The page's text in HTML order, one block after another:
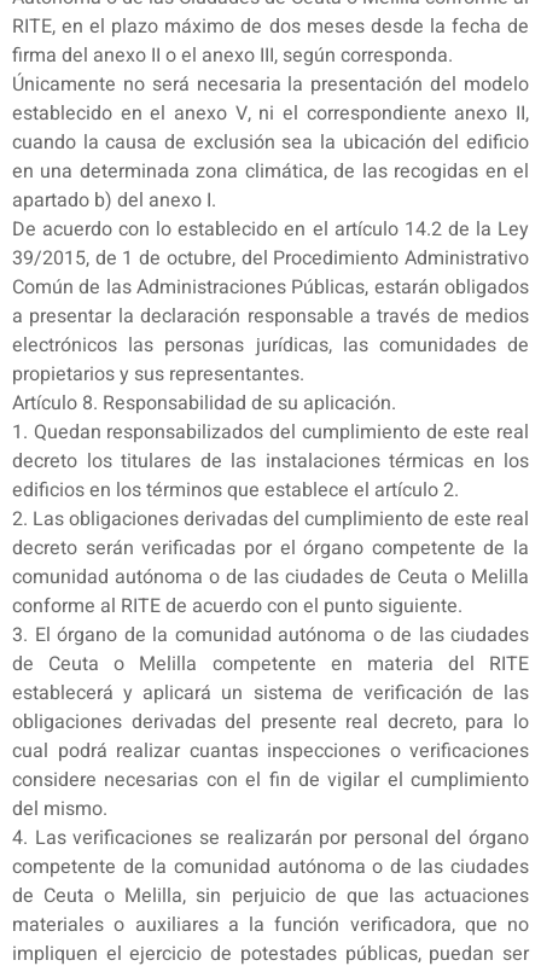
RITE, en el plazo máximo de dos meses desde la fecha de
firma del anexo II o el anexo III, según corresponda.
Únicamente no será necesaria la presentación del modelo
establecido en el anexo V, ni el correspondiente anexo II,
cuando la causa de exclusión sea la ubicación del edificio
en una determinada zona climática, de las recogidas en el
apartado b) del anexo I.
De acuerdo con lo establecido en el artículo 14.2 de la Ley
39/2015, de 1 de octubre, del Procedimiento Administrativo
Común de las Administraciones Públicas, estarán obligados
a presentar la declaración responsable a través de medios
electrónicos las personas jurídicas, las comunidades de
propietarios y sus representantes.
Artículo 8. Responsabilidad de su aplicación.
1. Quedan responsabilizados del cumplimiento de este real
decreto los titulares de las instalaciones térmicas en los
edificios en los términos que establece el artículo 2.
2. Las obligaciones derivadas del cumplimiento de este real
decreto serán verificadas por el órgano competente de la
comunidad autónoma o de las ciudades de Ceuta o Melilla
conforme al RITE de acuerdo con el punto siguiente.
3. El órgano de la comunidad autónoma o de las ciudades
de Ceuta o Melilla competente en materia del RITE
establecerá y aplicará un sistema de verificación de las
obligaciones derivadas del presente real decreto, para lo
cual podrá realizar cuantas inspecciones o verificaciones
considere necesarias con el fin de vigilar el cumplimiento
del mismo.
4. Las verificaciones se realizarán por personal del órgano
competente de la comunidad autónoma o de las ciudades
de Ceuta o Melilla, sin perjuicio de que las actuaciones
materiales o auxiliares a la función verificadora, que no
impliquen el ejercicio de potestades públicas, puedan ser